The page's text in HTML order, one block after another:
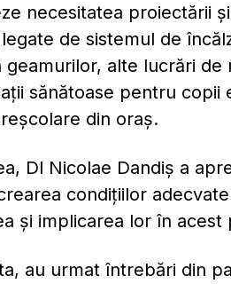
necesitatea proiectării
de sistemul de
geamurilor, alte lucrări
sănătoase pentru
din oraş.
Dl Nicolae Dandiş a
condiţiilor
şi implicarea lor în acest
au urmat întrebări din